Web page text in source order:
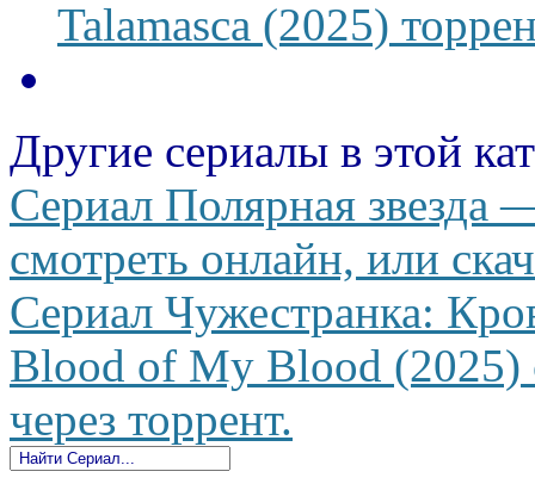
Talamasca (2025)
Другие сериалы в этой
Сериал Полярная звезда
смотреть онлайн, или
Сериал Чужестранка:
Blood of My Blood (2025)
через торрент.